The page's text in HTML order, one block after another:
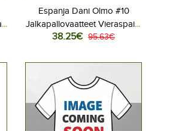
Espanja Dani Olmo #10
Jalkapallovaatteet Vieraspaita
MM-kisat 2026 Lyhythihainen
38.25€ 95.63€